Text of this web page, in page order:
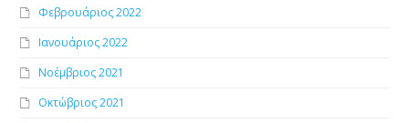
Φεβρουάριος 2022
Ιανουάριος 2022
Νοέμβριος 2021
Οκτώβριος 2021